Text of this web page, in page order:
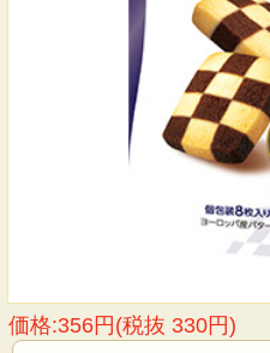
価格:356円(税抜 330円)